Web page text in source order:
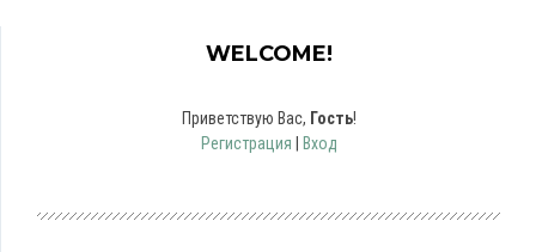
WELCOME!
Приветствую Вас, Гость!
Регистрация
Вход